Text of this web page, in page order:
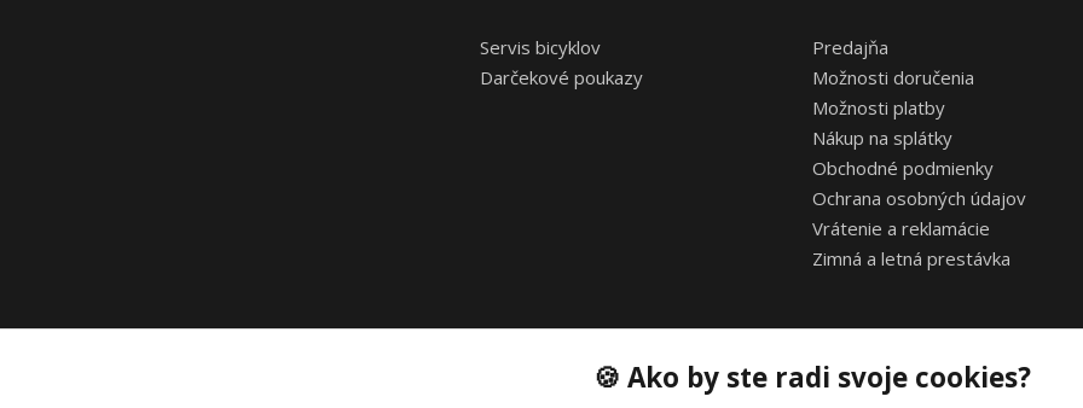
Servis bicyklov
Darčekové poukazy
Predajňa
Možnosti doručenia
Možnosti platby
Nákup na splátky
Obchodné podmienky
Ochrana osobných údajov
Vrátenie a reklamácie
Zimná a letná prestávka
🍪 Ako by ste radi svoje cookies?